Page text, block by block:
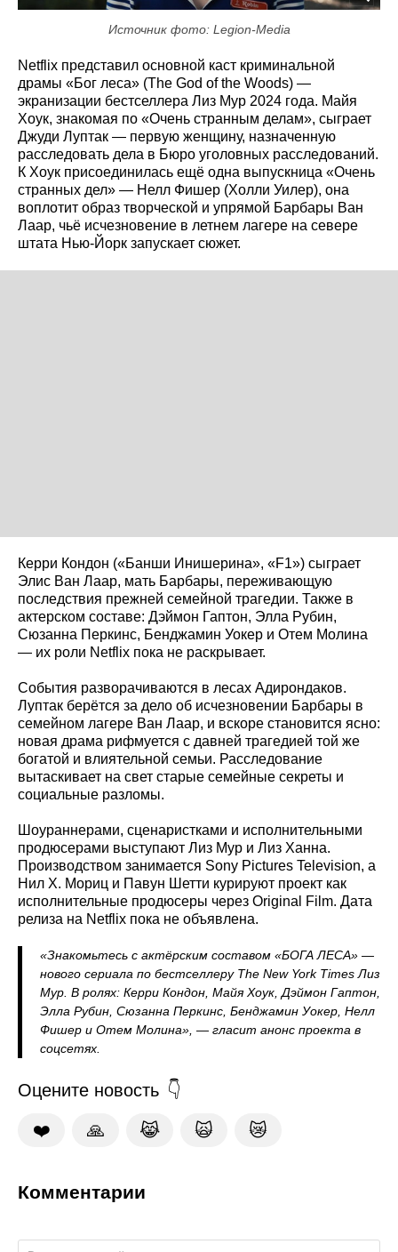
Источник фото: Legion-Media
Netflix представил основной каст криминальной
драмы «Бог леса» (The God of the Woods) —
экранизации бестселлера Лиз Мур 2024 года. Майя
Хоук, знакомая по «Очень странным делам», сыграет
Джуди Луптак — первую женщину, назначенную
расследовать дела в Бюро уголовных расследований.
К Хоук присоединилась ещё одна выпускница «Очень
странных дел» — Нелл Фишер (Холли Уилер), она
воплотит образ творческой и упрямой Барбары Ван
Лаар, чьё исчезновение в летнем лагере на севере
штата Нью-Йорк запускает сюжет.
Керри Кондон («Банши Инишерина», «F1») сыграет
Элис Ван Лаар, мать Барбары, переживающую
последствия прежней семейной трагедии. Также в
актерском составе: Дэймон Гаптон, Элла Рубин,
Сюзанна Перкинс, Бенджамин Уокер и Отем Молина
— их роли Netflix пока не раскрывает.
События разворачиваются в лесах Адирондаков.
Луптак берётся за дело об исчезновении Барбары в
семейном лагере Ван Лаар, и вскоре становится ясно:
новая драма рифмуется с давней трагедией той же
богатой и влиятельной семьи. Расследование
вытаскивает на свет старые семейные секреты и
социальные разломы.
Шоураннерами, сценаристками и исполнительными
продюсерами выступают Лиз Мур и Лиз Ханна.
Производством занимается Sony Pictures Television, а
Нил Х. Мориц и Павун Шетти курируют проект как
исполнительные продюсеры через Original Film. Дата
релиза на Netflix пока не объявлена.
«Знакомьтесь с актёрским составом «БОГА ЛЕСА» —
нового сериала по бестселлеру The New York Times Лиз
Мур. В ролях: Керри Кондон, Майя Хоук, Дэймон Гаптон,
Элла Рубин, Сюзанна Перкинс, Бенджамин Уокер, Нелл
Фишер и Отем Молина», — гласит анонс проекта в
соцсетях.
Оцените новость
❤️ 🙏 😹 🙀 😿
Комментарии